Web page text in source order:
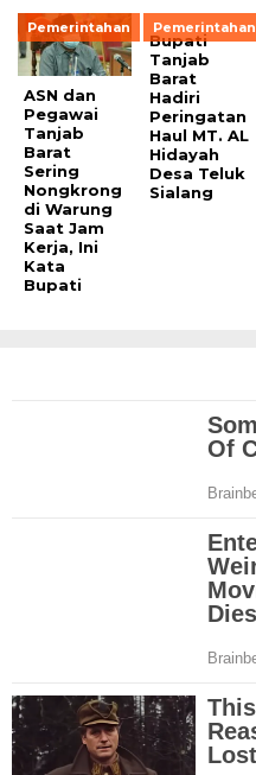
Pemerintahan
ASN dan
Pegawai
Tanjab
Barat
Sering
Nongkrong
di Warung
Saat Jam
Kerja, Ini
Kata
Bupati
Pemerintahan
Bupati
Tanjab
Barat
Hadiri
Peringatan
Haul MT. AL
Hidayah
Desa Teluk
Sialang